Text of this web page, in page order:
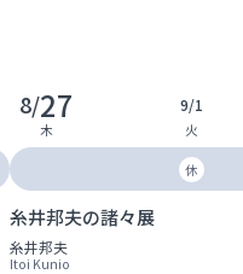
8/27
木
9/1
火
休
糸井邦夫の諸々展
糸井邦夫
Itoi Kunio